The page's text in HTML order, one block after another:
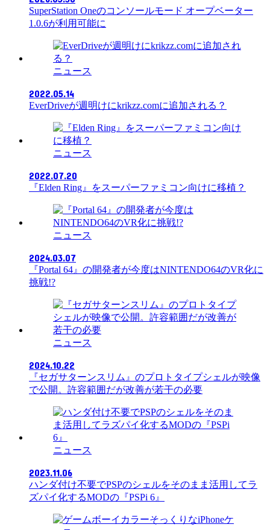
SuperStation Oneのコンソールモード オープベーター
1.0.6が利用可能に
ニュース
2022.05.14
EverDriveが週明けにkrikzz.comに追加される？
ニュース
2022.07.20
『Elden Ring』をスーパーファミコン向けに移植？
ニュース
2024.03.07
『Portal 64』の開発者が今度はNINTENDO64のVR化に
挑戦!?
ニュース
2024.10.22
『セガサターンスリム』のプロトタイプシェルが映像
で公開。許容範囲だが改善が若干の必要
ニュース
2023.11.06
ハンダ付け不要でPSPのシェルをそのまま活用してラ
ズパイ化するMODの『PSPi 6』